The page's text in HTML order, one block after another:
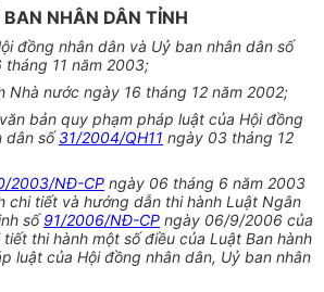
BAN NHÂN DÂN TỈNH
đồng nhân dân và Uỷ ban nhân dân số
tháng 11 năm 2003;
Nhà nước ngày 16 tháng 12 năm 2002;
bản quy phạm pháp luật của Hội đồng
dân số31/2004/QH11 ngày 03 tháng 12
2003/NĐ-CP ngày 06 tháng 6 năm 2003
chi tiết và hướng dẫn thi hành Luật Ngân
số91/2006/NĐ-CP ngày 06/9/2006 của
thi hành một số điều của Luật Ban hành
luật của Hội đồng nhân dân, Uỷ ban nhân